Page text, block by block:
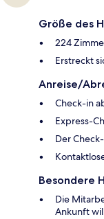
Größe des
224
Erstreckt
Anreise/
Check-in
Express-
Der
Besondere
Die
Ankunft